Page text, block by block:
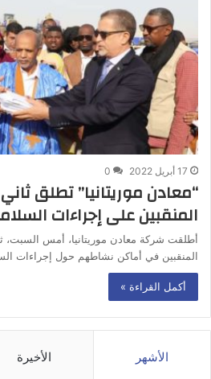
17 أبريل 2022 0
“معادن موريتانيا” تطلق
المنقبين على إجراءات
أطلقت شركة معادن موريتانيا، أمس السبت،
المنقبين في أماكن نشاطهم حول إجراءات
أكمل القراءة »
الأشهر الأخيرة